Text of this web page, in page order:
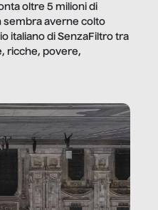
oltre 5 milioni di
sembra averne colto
italiano di SenzaFiltro tra
ricche, povere,